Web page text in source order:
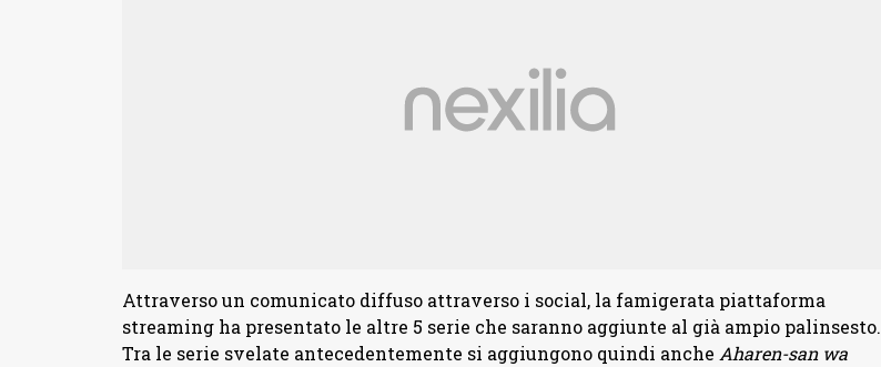
Attraverso un comunicato diffuso attraverso i social, la famigerata piattaforma
streaming ha presentato le altre 5 serie che saranno aggiunte al già ampio palinsesto.
Tra le serie svelate antecedentemente si aggiungono quindi anche Aharen-san wa